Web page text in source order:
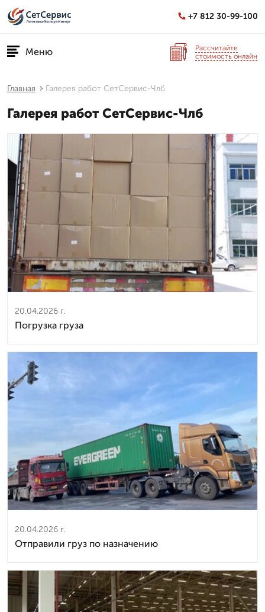
+7 812 30-99-100
Меню
Рассчитайте
стоимость онлайн
Главная Галерея работ СетСервис-Члб
Галерея работ СетСервис-Члб
20.04.2026 г.
Погрузка груза
20.04.2026 г.
Отправили груз по назначению